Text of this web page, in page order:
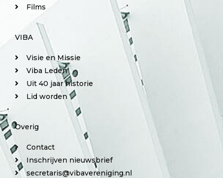
Films
VIBA
Visie en Missie
Viba Leden
Uit 40 jaar historie
Lid worden
Overig
Contact
Inschrijven nieuwsbrief
secretaris@vibavereniging.nl